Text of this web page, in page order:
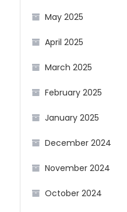
May 2025
April 2025
March 2025
February 2025
January 2025
December 2024
November 2024
October 2024